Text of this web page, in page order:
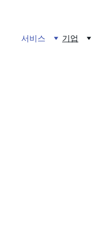
서비스 기업